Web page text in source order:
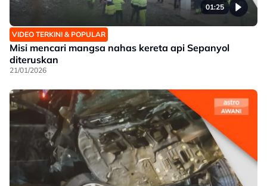
01:25
VIDEO TERKINI & POPULAR
Misi mencari mangsa nahas kereta api Sepanyol
diteruskan
21/01/2026